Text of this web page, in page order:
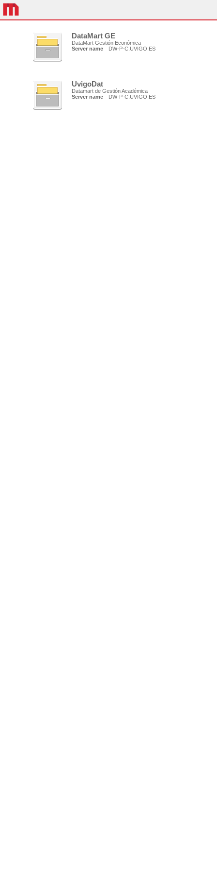
DataMart GE
DataMart Gestión Económica
Server name
DW-P-C.UVIGO.ES
UvigoDat
Datamart de Gestión Académica
Server name
DW-P-C.UVIGO.ES